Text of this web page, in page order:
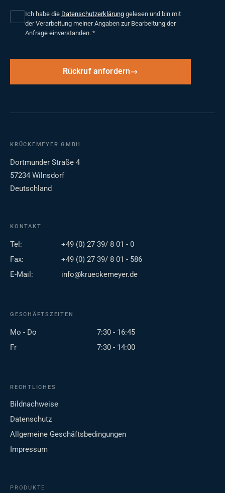
Ich habe die Datenschutzerklärung gelesen und bin mit
der Verarbeitung meiner Angaben zur Bearbeitung der
Anfrage einverstanden. *
Rückruf anfordern
KRÜCKEMEYER GMBH
Dortmunder Straße 4
57234 Wilnsdorf
Deutschland
KONTAKT
Tel:
+49 (0) 27 39/ 8 01 - 0
Fax:
+49 (0) 27 39/ 8 01 - 586
E-Mail:
info@krueckemeyer.de
GESCHÄFTSZEITEN
Mo - Do
7:30 - 16:45
Fr
7:30 - 14:00
RECHTLICHES
Bildnachweise
Datenschutz
Allgemeine Geschäftsbedingungen
Impressum
PRODUKTE